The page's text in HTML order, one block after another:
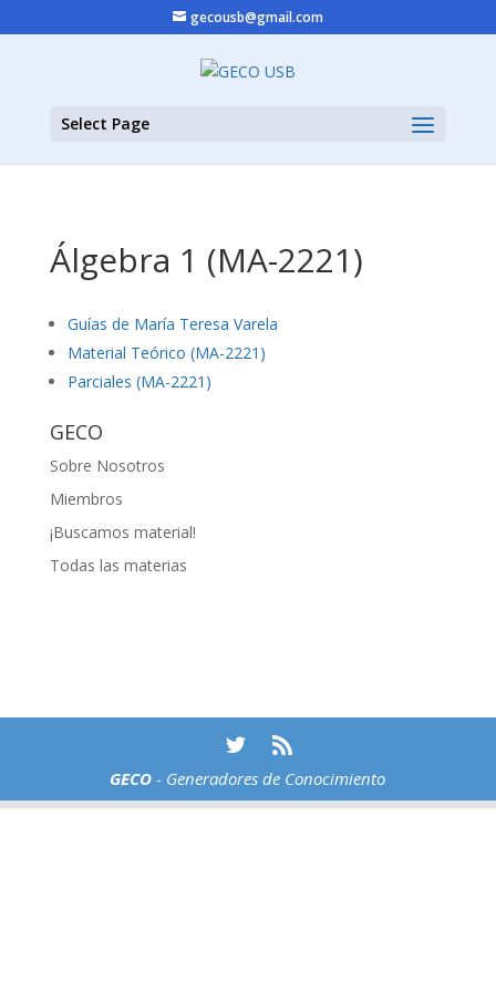
gecousb@gmail.com
Select Page
Álgebra 1 (MA-2221)
Guías de María Teresa Varela
Material Teórico (MA-2221)
Parciales (MA-2221)
GECO
Sobre Nosotros
Miembros
¡Buscamos material!
Todas las materias
GECO - Generadores de Conocimiento